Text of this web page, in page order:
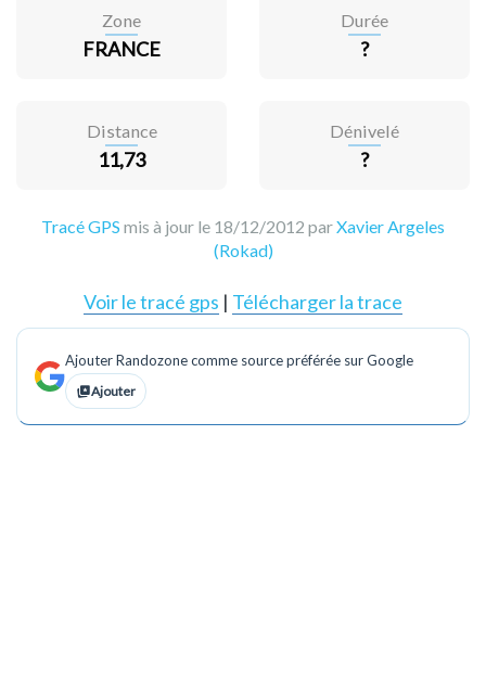
Zone
FRANCE
Durée
?
Distance
11,73
Dénivelé
?
Tracé GPS mis à jour le 18/12/2012 parXavier Argeles
(Rokad)
Voir le tracé gps | Télécharger la trace
Ajouter Randozone comme source préférée sur Google
Ajouter